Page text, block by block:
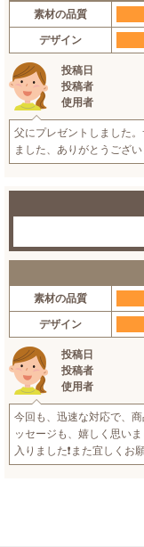
素材の品質
デザイン
投稿日
投稿者
使用者
父にプレゼントしました
ました、ありがとうござい
素材の品質
デザイン
投稿日
投稿者
使用者
今回も、迅速な対応で、
ッセージも、嬉しく思い
入りました❗️また宜しくお